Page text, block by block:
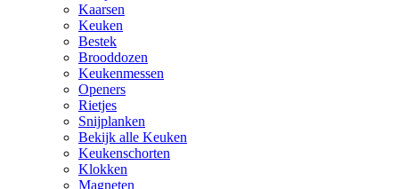
Kaarsen
Keuken
Bestek
Brooddozen
Keukenmessen
Openers
Rietjes
Snijplanken
Bekijk alle Keuken
Keukenschorten
Klokken
Magneten